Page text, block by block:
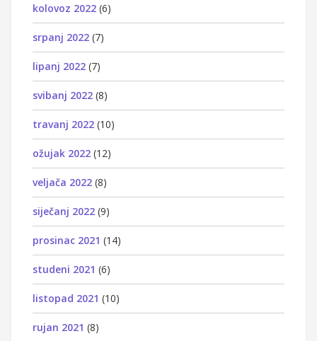
kolovoz 2022 (6)
srpanj 2022 (7)
lipanj 2022 (7)
svibanj 2022 (8)
travanj 2022 (10)
ožujak 2022 (12)
veljača 2022 (8)
siječanj 2022 (9)
prosinac 2021 (14)
studeni 2021 (6)
listopad 2021 (10)
rujan 2021 (8)